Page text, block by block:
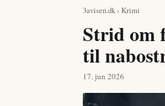
3avisen.dk› Krimi
Strid om
til
17. jun 2026